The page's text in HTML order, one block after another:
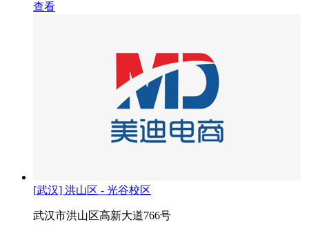
查看
[武汉] 洪山区 - 光谷校区
武汉市洪山区高新大道766号